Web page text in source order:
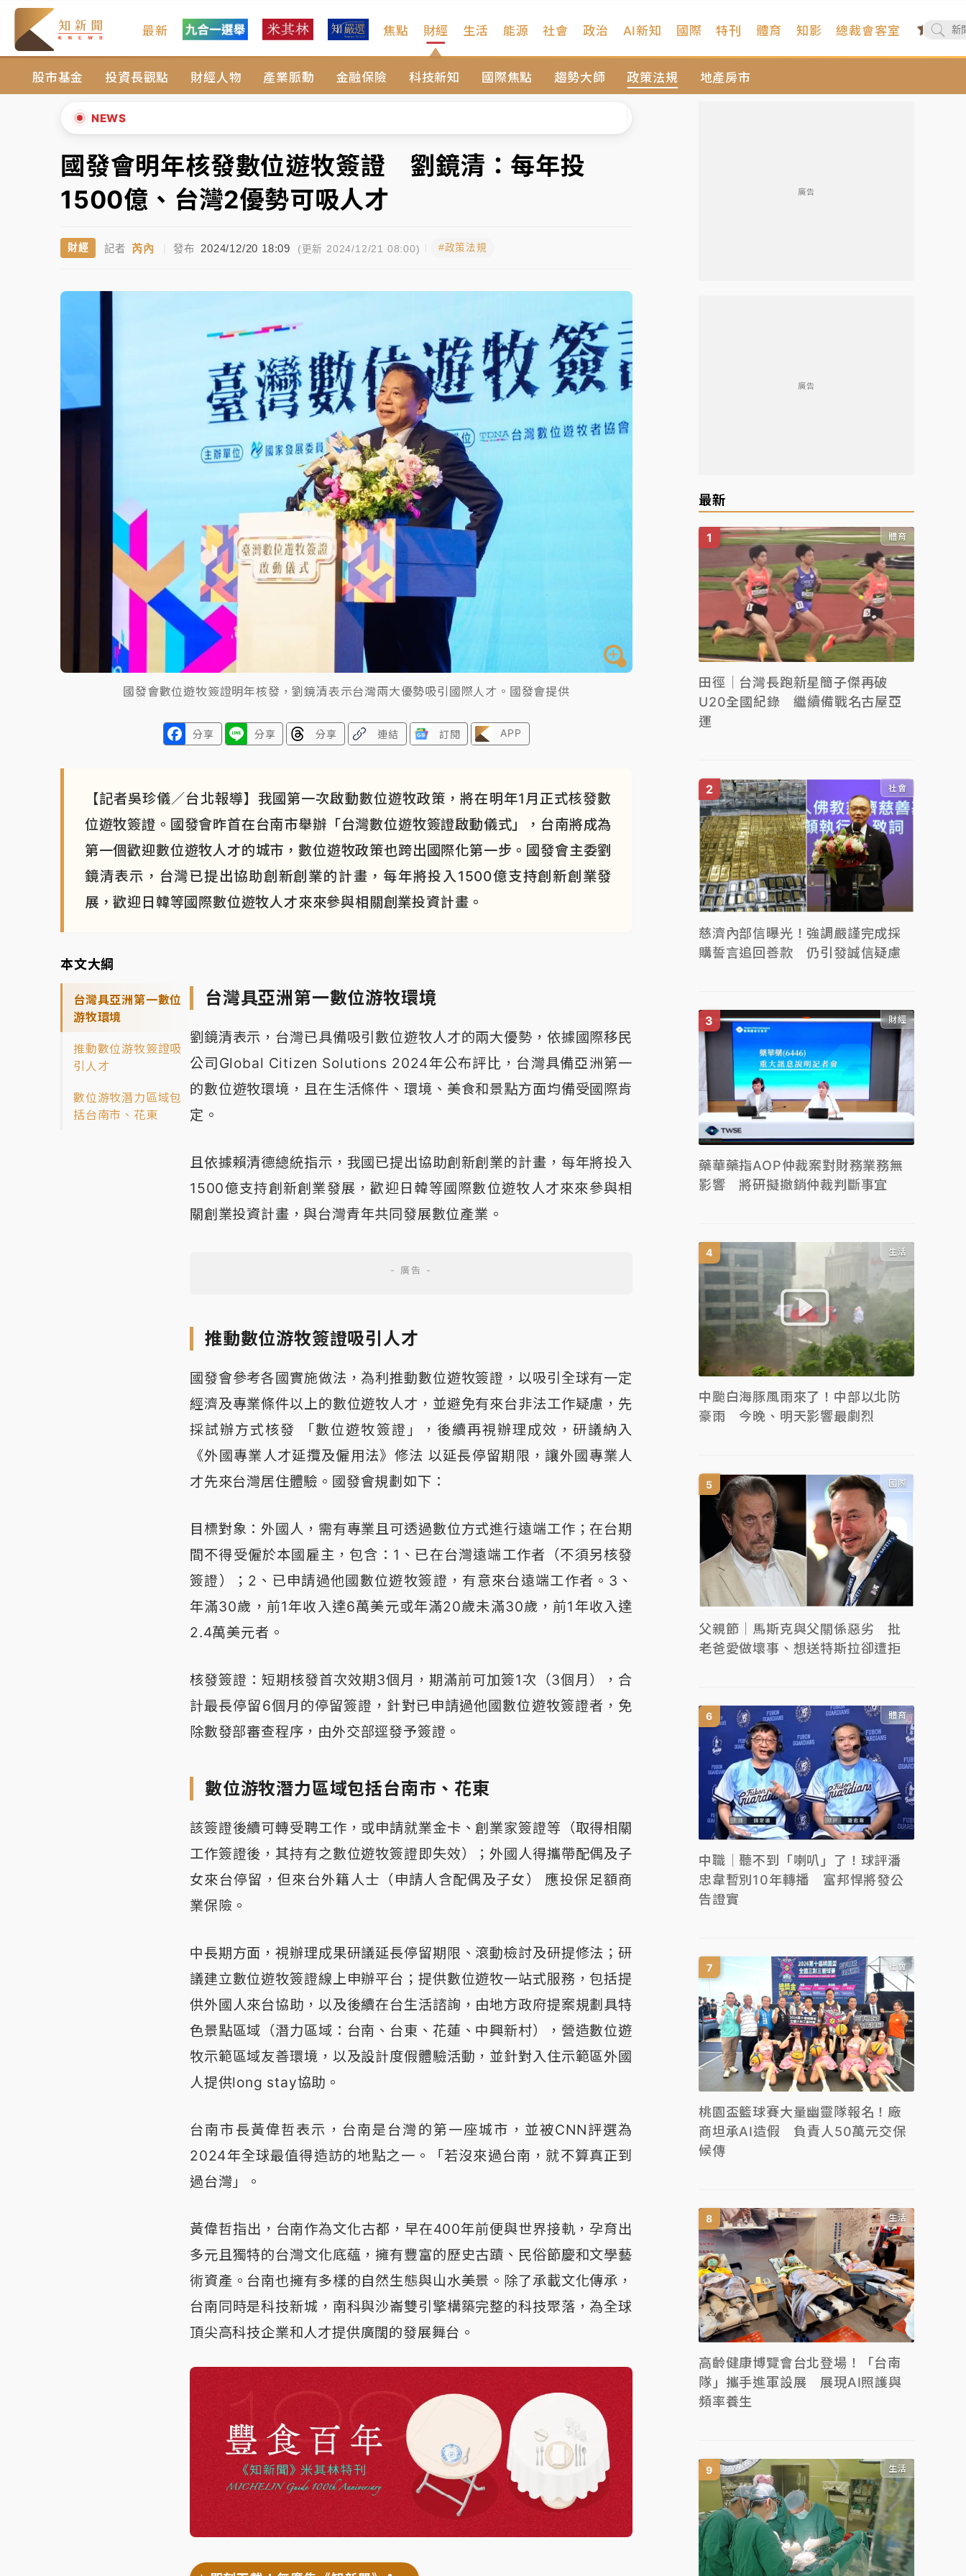
最新 焦點 財經
股市基金 投資長觀點 財經人物 產業脈動 金融保險 科技新知 國際焦點 趨勢大師 政策法規 地產房市
生活 能源 社會 政治 AI新知 國際 特刊 體育 知影 總裁會客室
NEWS
白海豚逼近！北市水門只出不進 未移置車輛最高罰4800＋拖吊費
白海豚逼近！新北高灘地停車場下午4時強制拖吊 中午開放水門周邊紅黃線停車
父親節玩樂園！六福村今明2天「爸爸免費」 遠雄海洋買1送1
中颱白海豚環流掠北海！今明防劇烈降雨 東部高溫飆38度
白海豚逼近！北市水門只出不進 未移置車輛最高罰4800＋拖吊費
中颱白海豚環流掠北海！今明防劇烈降雨 東部高溫飆38度
▲
國發會明年核發數位遊牧簽證 劉鏡清：每年投
1500億、台灣2優勢可吸人才
財經 記者 芮內 | 發布 2024/12/20 18:09 (更新 2024/12/21 08:00) #政策法規
國發會數位遊牧簽證明年核發，劉鏡清表示台灣兩大優勢吸引國際人才。國發會提供
分享 分享 分享 連結 訂閱 APP
【記者吳珍儀／台北報導】我國第一次啟動數位遊牧政策，將在明年1月正式核發數
位遊牧簽證。國發會昨首在台南市舉辦「台灣數位遊牧簽證啟動儀式」，台南將成為
第一個歡迎數位遊牧人才的城市，數位遊牧政策也跨出國際化第一步。國發會主委劉
鏡清表示，台灣已提出協助創新創業的計畫，每年將投入1500億支持創新創業發
展，歡迎日韓等國際數位遊牧人才來來參與相關創業投資計畫。
本文大綱
台灣具亞洲第一數位
游牧環境
推動數位游牧簽證吸
引人才
數位游牧潛力區域包
括台南市、花東
台灣具亞洲第一數位游牧環境
劉鏡清表示，台灣已具備吸引數位遊牧人才的兩大優勢，依據國際移民
公司Global Citizen Solutions 2024年公布評比，台灣具備亞洲第一
的數位遊牧環境，且在生活條件、環境、美食和景點方面均備受國際肯
定。
且依據賴清德總統指示，我國已提出協助創新創業的計畫，每年將投入
1500億支持創新創業發展，歡迎日韓等國際數位遊牧人才來來參與相
關創業投資計畫，與台灣青年共同發展數位產業。
推動數位游牧簽證吸引人才
國發會參考各國實施做法，為利推動數位遊牧簽證，以吸引全球有一定
經濟及專業條件以上的數位遊牧人才，並避免有來台非法工作疑慮，先
採試辦方式核發 「數位遊牧簽證」，後續再視辦理成效，研議納入
《外國專業人才延攬及僱用法》修法 以延長停留期限，讓外國專業人
才先來台灣居住體驗。國發會規劃如下：
目標對象：外國人，需有專業且可透過數位方式進行遠端工作；在台期
間不得受僱於本國雇主，包含：1、已在台灣遠端工作者（不須另核發
簽證）；2、已申請過他國數位遊牧簽證，有意來台遠端工作者。3、
年滿30歲，前1年收入達6萬美元或年滿20歲未滿30歲，前1年收入達
2.4萬美元者。
核發簽證：短期核發首次效期3個月，期滿前可加簽1次（3個月），合
計最長停留6個月的停留簽證，針對已申請過他國數位遊牧簽證者，免
除數發部審查程序，由外交部逕發予簽證。
數位游牧潛力區域包括台南市、花東
該簽證後續可轉受聘工作，或申請就業金卡、創業家簽證等（取得相關
工作簽證後，其持有之數位遊牧簽證即失效）；外國人得攜帶配偶及子
女來台停留，但來台外籍人士（申請人含配偶及子女） 應投保足額商
業保險。
中長期方面，視辦理成果研議延長停留期限、滾動檢討及研提修法；研
議建立數位遊牧簽證線上申辦平台；提供數位遊牧一站式服務，包括提
供外國人來台協助，以及後續在台生活諮詢，由地方政府提案規劃具特
色景點區域（潛力區域：台南、台東、花蓮、中興新村），營造數位遊
牧示範區域友善環境，以及設計度假體驗活動，並針對入住示範區外國
人提供long stay協助。
台南市長黃偉哲表示，台南是台灣的第一座城市，並被CNN評選為
2024年全球最值得造訪的地點之一。「若沒來過台南，就不算真正到
過台灣」。
黃偉哲指出，台南作為文化古都，早在400年前便與世界接軌，孕育出
多元且獨特的台灣文化底蘊，擁有豐富的歷史古蹟、民俗節慶和文學藝
術資產。台南也擁有多樣的自然生態與山水美景。除了承載文化傳承，
台南同時是科技新城，南科與沙崙雙引擎構築完整的科技聚落，為全球
頂尖高科技企業和人才提供廣闊的發展舞台。
廣告
廣告
最新
體育
田徑｜台灣長跑新星簡子傑再破
U20全國紀錄 繼續備戰名古屋亞
運
社會
慈濟內部信曝光！強調嚴謹完成採
購誓言追回善款 仍引發誠信疑慮
財經
藥華藥指AOP仲裁案對財務業務無
影響 將研擬撤銷仲裁判斷事宜
生活
中颱白海豚風雨來了！中部以北防
豪雨 今晚、明天影響最劇烈
國際
父親節｜馬斯克與父關係惡劣 批
老爸愛做壞事、想送特斯拉卻遭拒
體育
中職｜聽不到「喇叭」了！球評潘
忠韋暫別10年轉播 富邦悍將發公
告證實
社會
桃園盃籃球賽大量幽靈隊報名！廠
商坦承AI造假 負責人50萬元交保
候傳
生活
高齡健康博覽會台北登場！「台南
隊」攜手進軍設展 展現AI照護與
頻率養生
生活